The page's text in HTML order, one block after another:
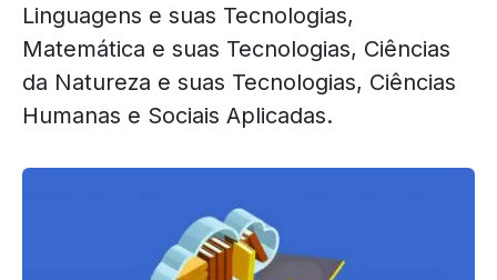
Linguagens e suas Tecnologias,
Matemática e suas Tecnologias, Ciências
da Natureza e suas Tecnologias, Ciências
Humanas e Sociais Aplicadas.